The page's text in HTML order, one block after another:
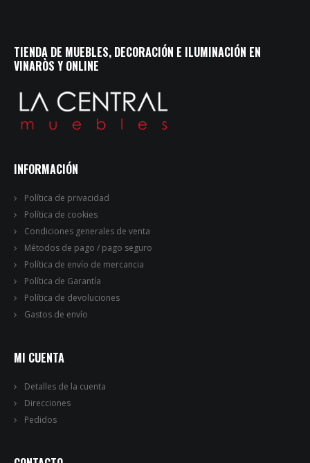
TIENDA DE MUEBLES, DECORACIÓN E ILUMINACIÓN EN
VINARÒS Y ONLINE
INFORMACIÓN
Política de privacidad
Política de cookies
Condiciones generales de venta
Métodos de pago / pago seguro
Política de envío de mercancia
Política de Garantía
Política de devoluciones
Gastos de envío
MI CUENTA
Detalles de la cuenta
Direcciones
Pedidos